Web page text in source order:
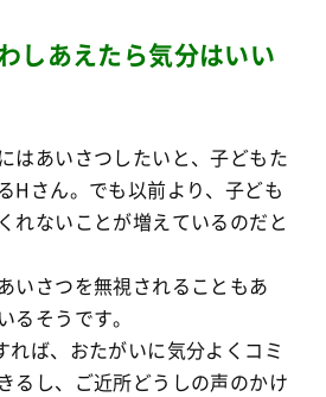
しあえたら気分はいい
はあいさつしたいと、子どもた
Hさん。でも以前より、子ども
れないことが増えているのだと
いさつを無視されることもあ
るそうです。
れば、おたがいに気分よくコミ
るし、ご近所どうしの声のかけ